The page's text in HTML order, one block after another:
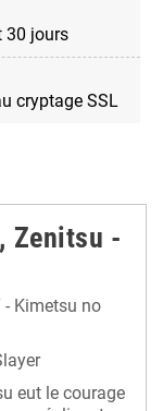
30 jours
cryptage SSL
Zenitsu -
- Kimetsu no
eut le courage